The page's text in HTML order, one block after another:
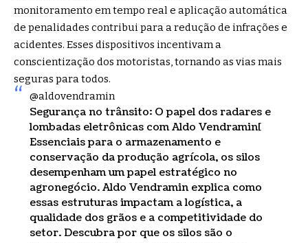
monitoramento em tempo real e aplicação automática
de penalidades contribui para a redução de infrações e
acidentes. Esses dispositivos incentivam a
conscientização dos motoristas, tornando as vias mais
seguras para todos.
@aldovendramin
Segurança no trânsito: O papel dos radares e
lombadas eletrônicas com Aldo Vendramin[
Essenciais para o armazenamento e
conservação da produção agrícola, os silos
desempenham um papel estratégico no
agronegócio. Aldo Vendramin explica como
essas estruturas impactam a logística, a
qualidade dos grãos e a competitividade do
setor. Descubra por que os silos são o